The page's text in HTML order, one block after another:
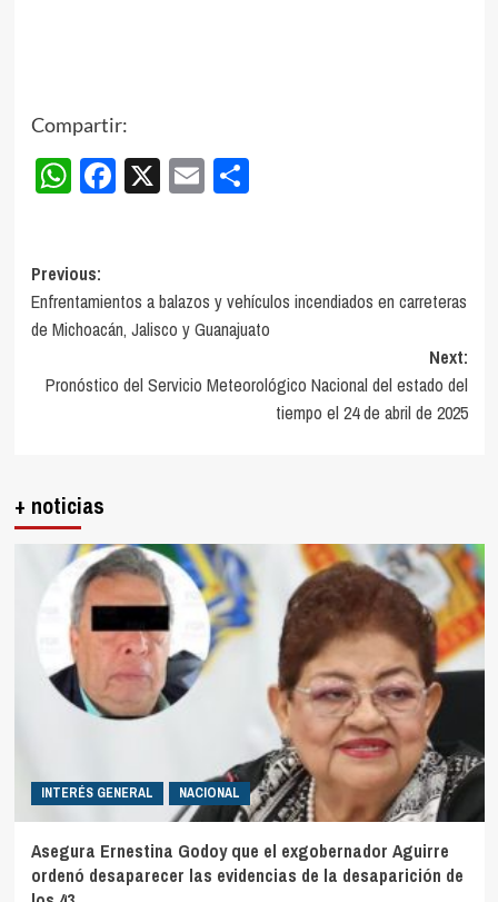
Compartir:
WhatsApp
Facebook
X EmailCompartir
Post
navigation
Previous:
Enfrentamientos a balazos y vehículos incendiados en carreteras
de Michoacán, Jalisco y Guanajuato
Next:
Pronóstico del Servicio Meteorológico Nacional del estado del
tiempo el 24 de abril de 2025
+ noticias
INTERÉS GENERAL NACIONAL
Asegura Ernestina Godoy que el exgobernador Aguirre
ordenó desaparecer las evidencias de la desaparición de